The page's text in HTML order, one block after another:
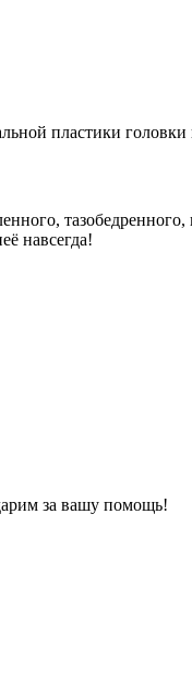
пластики головки
навсегда!
за вашу помощь!